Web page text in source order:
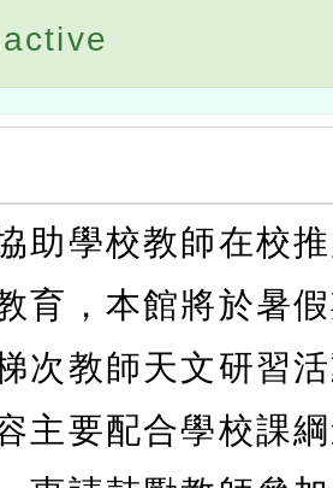
助學校教師在校
育，本館將於暑
次教師天文研習
主要配合學校課